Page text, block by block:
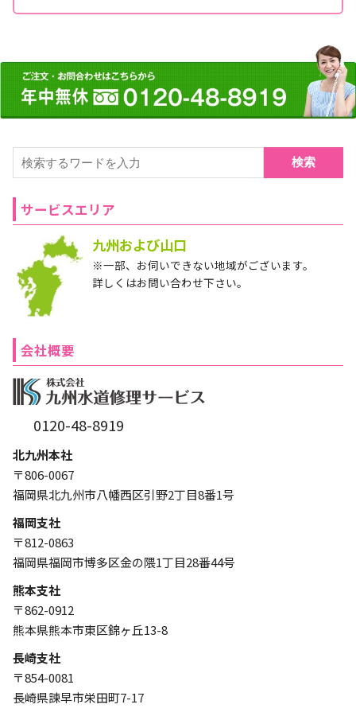
検索
サービスエリア
九州および山口
※一部、お伺いできない地域がございます。
詳しくはお問い合わせ下さい。
会社概要
0120-48-8919
北九州本社
〒806-0067
福岡県北九州市八幡西区引野2丁目8番1号
福岡支社
〒812-0863
福岡県福岡市博多区金の隈1丁目28番44号
熊本支社
〒862-0912
熊本県熊本市東区錦ヶ丘13-8
長崎支社
〒854-0081
長崎県諫早市栄田町7-17